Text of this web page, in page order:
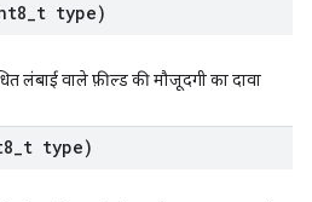
t type)
लंबाई वाले फ़ील्ड की मौजूदगी का दावा
t type)